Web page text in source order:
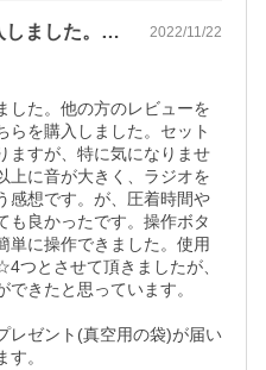
初めて真空パック機を購入しました。他の… 2022/11/22
した。他の方のレビューを
らを購入しました。セット
ますが、特に気になりませ
上に音が大きく、ラジオを
感想です。が、圧着時間や
も良かったです。操作ボタ
単に操作できました。使用
つとさせて頂きましたが、
きたと思っています。
レゼント(真空用の袋)が届い
。